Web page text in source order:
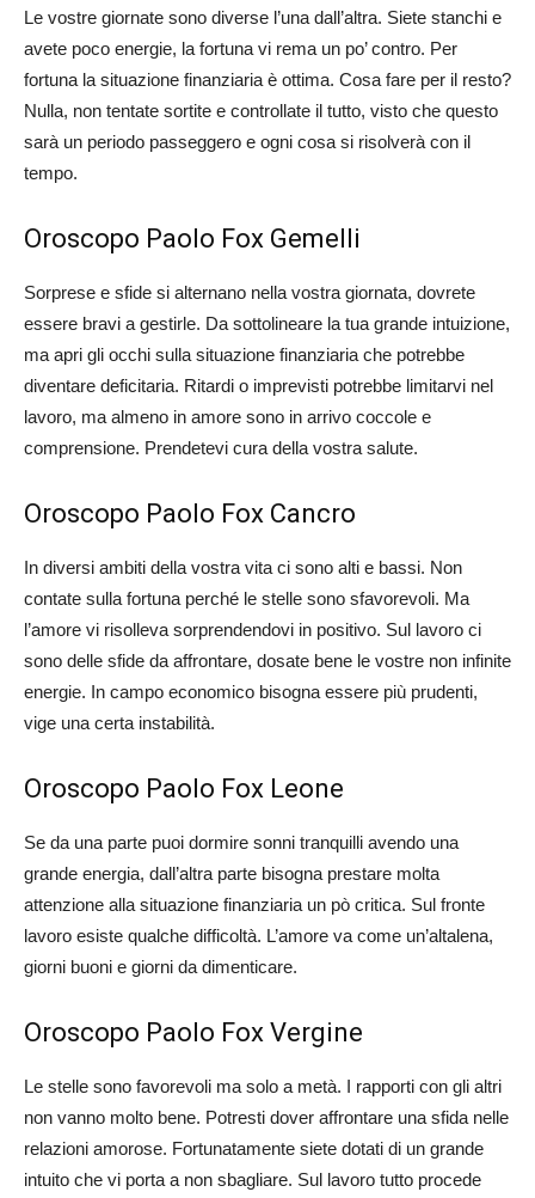
Le vostre giornate sono diverse l’una dall’altra. Siete stanchi e
avete poco energie, la fortuna vi rema un po’ contro. Per
fortuna la situazione finanziaria è ottima. Cosa fare per il resto?
Nulla, non tentate sortite e controllate il tutto, visto che questo
sarà un periodo passeggero e ogni cosa si risolverà con il
tempo.
Oroscopo Paolo Fox Gemelli
Sorprese e sfide si alternano nella vostra giornata, dovrete
essere bravi a gestirle. Da sottolineare la tua grande intuizione,
ma apri gli occhi sulla situazione finanziaria che potrebbe
diventare deficitaria. Ritardi o imprevisti potrebbe limitarvi nel
lavoro, ma almeno in amore sono in arrivo coccole e
comprensione. Prendetevi cura della vostra salute.
Oroscopo Paolo Fox Cancro
In diversi ambiti della vostra vita ci sono alti e bassi. Non
contate sulla fortuna perché le stelle sono sfavorevoli. Ma
l’amore vi risolleva sorprendendovi in positivo. Sul lavoro ci
sono delle sfide da affrontare, dosate bene le vostre non infinite
energie. In campo economico bisogna essere più prudenti,
vige una certa instabilità.
Oroscopo Paolo Fox Leone
Se da una parte puoi dormire sonni tranquilli avendo una
grande energia, dall’altra parte bisogna prestare molta
attenzione alla situazione finanziaria un pò critica. Sul fronte
lavoro esiste qualche difficoltà. L’amore va come un’altalena,
giorni buoni e giorni da dimenticare.
Oroscopo Paolo Fox Vergine
Le stelle sono favorevoli ma solo a metà. I rapporti con gli altri
non vanno molto bene. Potresti dover affrontare una sfida nelle
relazioni amorose. Fortunatamente siete dotati di un grande
intuito che vi porta a non sbagliare. Sul lavoro tutto procede